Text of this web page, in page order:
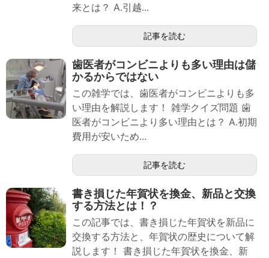
来とは？ A.引越...
記事を読む
歯医者がコンビニよりも多い理由は儲
かるからではない
この雑学では、歯医者がコンビニよりも多
い理由を解説します！ 雑学クイズ問題 歯
医者がコンビニより多い理由とは？ A.初期
費用が安いため...
記事を読む
書き損じた年賀状を換金、新品と交換
する方法とは！？
この記事では、書き損じた年賀状を新品に
交換する方法と、年賀状の歴史について解
説します！ 書き損じた年賀状を換金、新